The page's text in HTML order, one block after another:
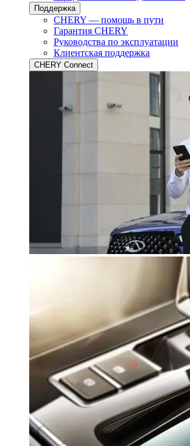
Поддержка
CHERY — помощь в пути
Гарантия CHERY
Руководства по эксплуатации
Клиентская поддержка
CHERY Connect